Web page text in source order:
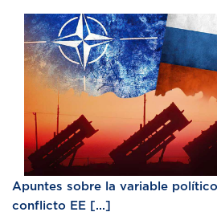
Apuntes sobre la variable
conflicto EE [...]